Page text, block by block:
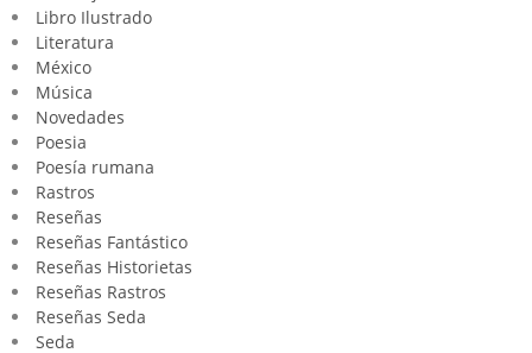
Libro Ilustrado
Literatura
México
Música
Novedades
Poesia
Poesía rumana
Rastros
Reseñas
Reseñas Fantástico
Reseñas Historietas
Reseñas Rastros
Reseñas Seda
Seda